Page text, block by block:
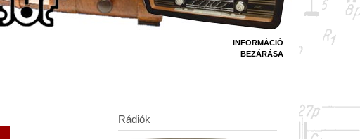
INFORMÁCIÓ
BEZÁRÁSA
Rádiók